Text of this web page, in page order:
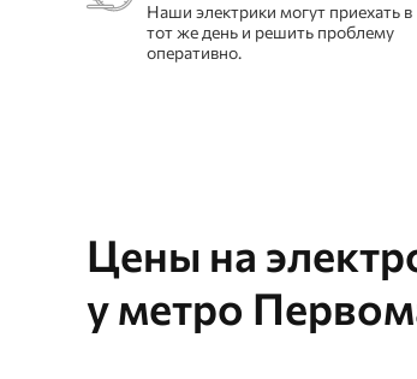
Наши электрики могут приехать в
тот же день и решить проблему
оперативно.
Цены на
у метро